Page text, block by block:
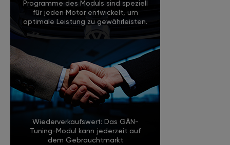
Programme des Moduls sind speziell
für jeden Motor entwickelt, um
optimale Leistung zu gewährleisten.
Wiederverkaufswert: Das GÄN-
Tuning-Modul kann jederzeit auf
dem Gebrauchtmarkt